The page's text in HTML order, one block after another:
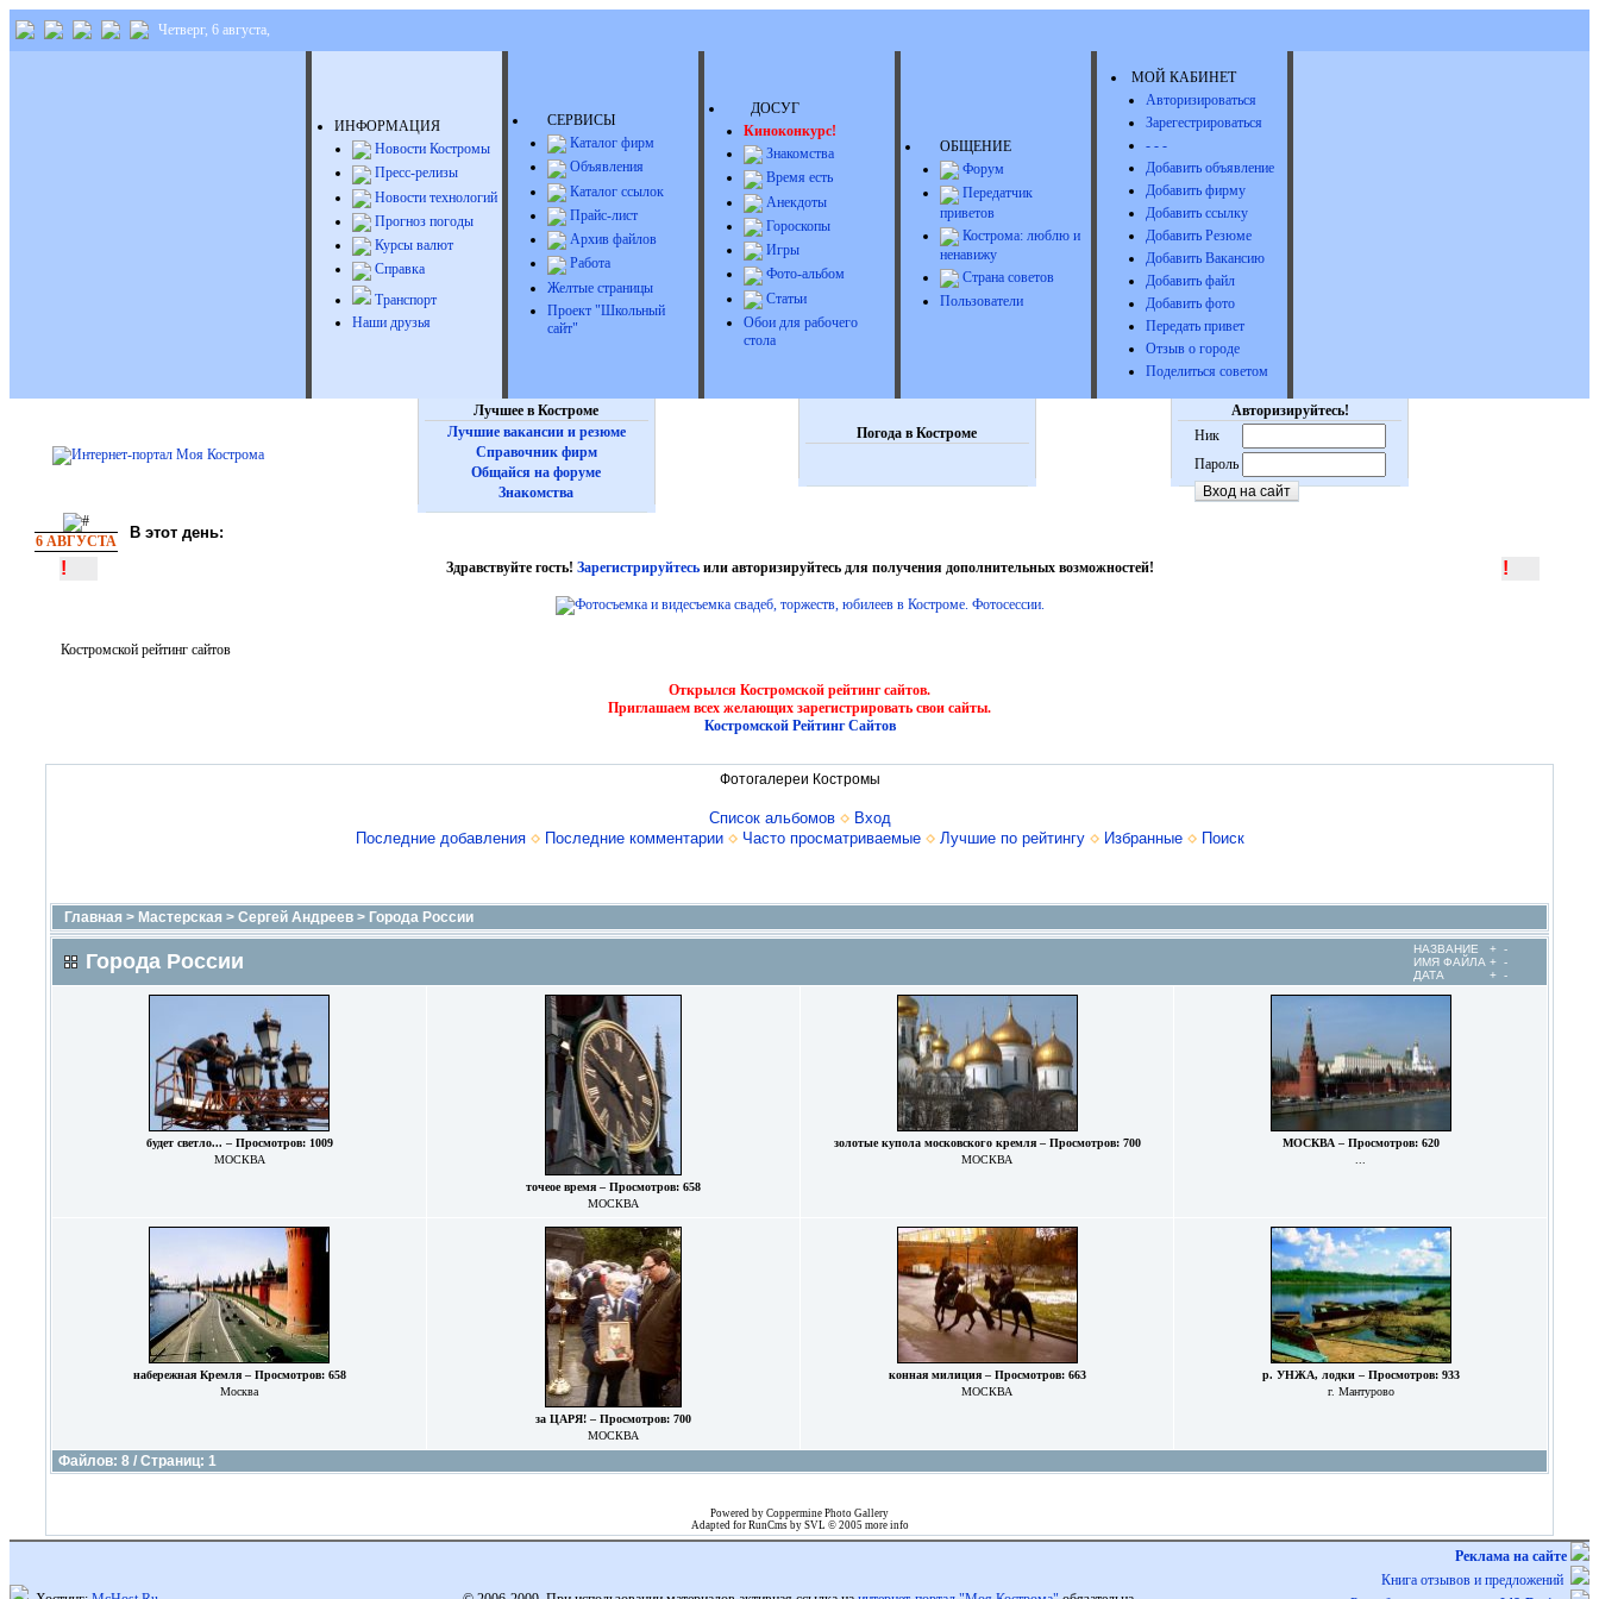
Четверг, 6 августа,
ИНФОРМАЦИЯ
Новости Костромы
Пресс-релизы
Новости технологий
Прогноз погоды
Курсы валют
Справка
Транспорт
Наши друзья
СЕРВИСЫ
Каталог фирм
Объявления
Каталог ссылок
Прайс-лист
Архив файлов
Работа
Желтые страницы
Проект "Школьный
сайт"
ДОСУГ
Киноконкурс!
Знакомства
Время есть
Анекдоты
Гороскопы
Игры
Фото-альбом
Статьи
Обои для рабочего
стола
ОБЩЕНИЕ
Форум
Передатчик
приветов
Кострома: люблю и
ненавижу
Страна советов
Пользователи
МОЙ КАБИНЕТ
Авторизироваться
Зарегестрироваться
- - -
Добавить объявление
Добавить фирму
Добавить ссылку
Добавить Резюме
Добавить Вакансию
Добавить файл
Добавить фото
Передать привет
Отзыв о городе
Поделиться советом
Лучшее в Костроме
Лучшие вакансии и резюме
Справочник фирм
Общайся на форуме
Знакомства
Погода в Костроме
Авторизируйтесь!
Ник
Пароль
6 АВГУСТА В этот день:
! Здравствуйте гость! Зарегистрируйтесьили авторизируйтесь для получения дополнительных возможностей! !
Костромской рейтинг сайтов
Открылся Костромской рейтинг сайтов.
Приглашаем всех желающих зарегистрировать свои сайты.
Костромской Рейтинг Сайтов
Фотогалереи Костромы
Список альбомов
Вход
Последние добавления
Последние комментарии Часто просматриваемые Лучшие по рейтингу Избранные Поиск
Главная > Мастерская > Сергей Андреев > Города России
Города России
НАЗВАНИЕ + -
ИМЯ ФАЙЛА + -
ДАТА
+ -
будет светло... – Просмотров: 1009
МОСКВА
точеое время – Просмотров: 658
МОСКВА
золотые купола московского кремля – Просмотров: 700
МОСКВА
МОСКВА – Просмотров: 620
набережная Кремля – Просмотров: 658
Москва
за ЦАРЯ! – Просмотров: 700
МОСКВА
конная милиция – Просмотров: 663
МОСКВА
р. УНЖА, лодки – Просмотров: 933
г. Мантурово
Файлов: 8 / Страниц: 1
Powered by Coppermine Photo Gallery
Adapted for RunCmsby SVL © 2005 more info
Реклама на сайте
Книга отзывов и предложений